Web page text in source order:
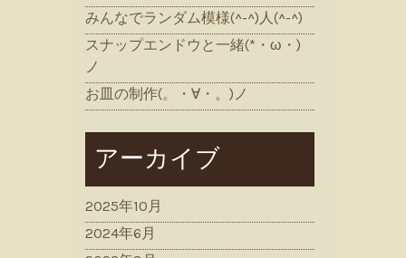
みんなでランダム模様(^-^)人(^-^)
スナップエンドウと一緒(*・ω・)
ノ
お皿の制作(。・∀・。)ノ
アーカイブ
2025年10月
2024年6月